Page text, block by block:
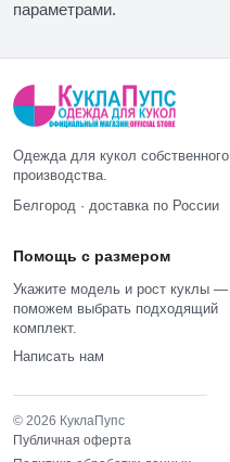
параметрами.
Одежда для кукол собственного
производства.
Белгород · доставка по России
Помощь с размером
Укажите модель и рост куклы —
поможем выбрать подходящий
комплект.
Написать нам
© 2026 КуклаПупс
Публичная оферта